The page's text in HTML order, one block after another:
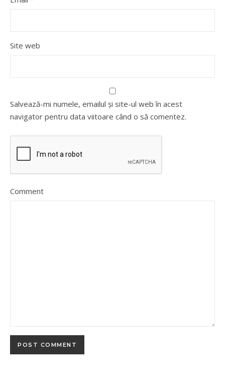
Site web
Salvează-mi numele, emailul și site-ul web în acest
navigator pentru data viitoare când o să comentez.
Comment